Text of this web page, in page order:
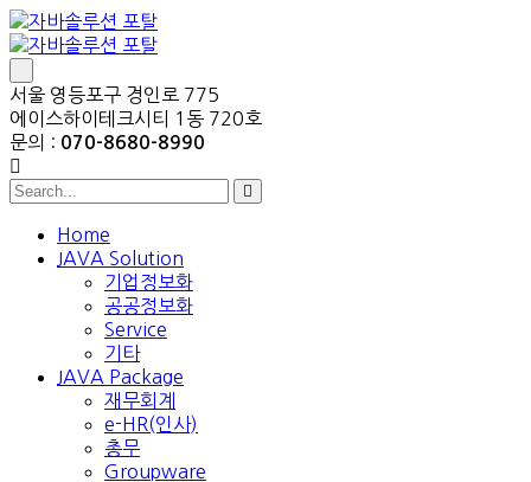
서울 영등포구 경인로 775
에이스하이테크시티 1동 720호
문의 : 070-8680-8990
Home
JAVA Solution
기업정보화
공공정보화
Service
기타
JAVA Package
재무회계
e-HR(인사)
총무
Groupware